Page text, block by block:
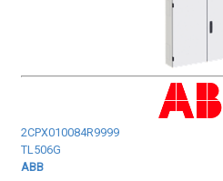
2CPX010084R9999
TL506G
ABB